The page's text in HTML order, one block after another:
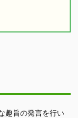
趣旨の発言を行い